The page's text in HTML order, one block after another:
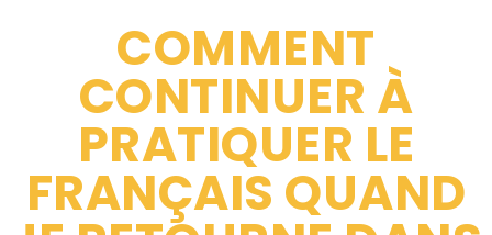
COMMENT
CONTINUER À
PRATIQUER LE
FRANÇAIS QUAND